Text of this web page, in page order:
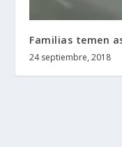
Familias temen
24 septiembre, 2018